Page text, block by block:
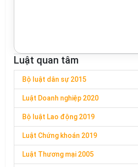
Luật quan tâm
Bộ luật dân sự 2015
Luật Doanh nghiệp 2020
Bộ luật Lao động 2019
Luật Chứng khoán 2019
Luật Thương mại 2005